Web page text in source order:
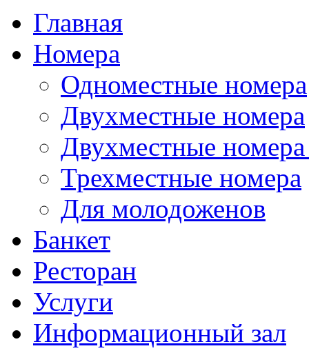
Главная
Номера
Одноместные номера
Двухместные номера
Двухместные
Трехместные номера
Для молодоженов
Банкет
Ресторан
Услуги
Информационный зал